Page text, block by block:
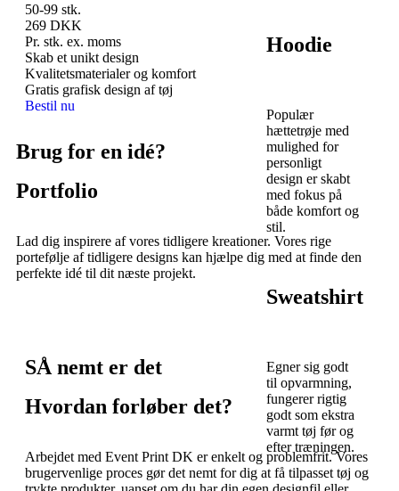
Hoodie
Populær
hættetrøje med
mulighed for
personligt
design er skabt
med fokus på
både komfort og
stil.
Sweatshirt
Egner sig godt
til opvarmning,
fungerer rigtig
godt som ekstra
varmt tøj før og
efter træningen.
50-99 stk.
269 DKK
Pr. stk. ex. moms
Skab et unikt design
Kvalitetsmaterialer og komfort
Gratis grafisk design af tøj
Bestil nu
Brug for en idé?
Portfolio
Lad dig inspirere af vores tidligere kreationer. Vores rige
portefølje af tidligere designs kan hjælpe dig med at finde den
perfekte idé til dit næste projekt.
SÅ nemt er det
Hvordan forløber det?
Arbejdet med Event Print DK er enkelt og problemfrit. Vores
brugervenlige proces gør det nemt for dig at få tilpasset tøj og